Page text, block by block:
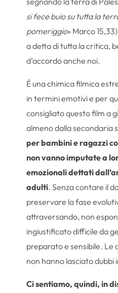
si fece buio su tutta la
pomeriggio» Marco
a detta di tutta la critica,
d’accordo anche noi.
É una chimica filmica
in termini emotivi e per
consigliato questo film a
almeno dalla secondaria
per bambini e ragazzi
non vanno imputate a
emozionali dettati
adulti. Senza contare il
preservare la fase
attraversando, non
ingiustificato difficile da
preparato e sensibile. Le
non hanno lasciato dubbi
Ci sentiamo, quindi, in